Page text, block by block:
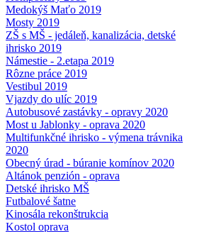
Medokýš Maťo 2019
Mosty 2019
ZŠ s MŠ - jedáleň, kanalizácia, detské
ihrisko 2019
Námestie - 2.etapa 2019
Rôzne práce 2019
Vestibul 2019
Vjazdy do ulíc 2019
Autobusové zastávky - opravy 2020
Most u Jablonky - oprava 2020
Multifunkčné ihrisko - výmena trávnika
2020
Obecný úrad - búranie komínov 2020
Altánok penzión - oprava
Detské ihrisko MŠ
Futbalové šatne
Kinosála rekonštrukcia
Kostol oprava